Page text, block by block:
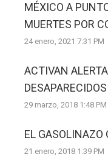
MÉXICO A
MUERTES POR
24 enero, 2021 7:31 PM
ACTIVAN
29 marzo, 2018 1:48 PM
EL GASOLINAZO
21 enero, 2018 1:39 PM